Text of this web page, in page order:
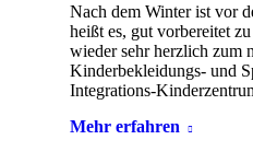
Nach dem Winter ist vor
heißt es, gut vorbereitet
wieder sehr herzlich zum
Kinderbekleidungs- und
Integrations-
Mehr erfahren